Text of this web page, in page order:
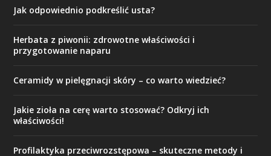
Jak odpowiednio podkreślić usta?
Herbata z piwonii: zdrowotne właściwości i
przygotowanie naparu
Ceramidy w pielęgnacji skóry – co warto wiedzieć?
Jakie zioła na cerę warto stosować? Odkryj ich
właściwości!
Profilaktyka przeciwrozstępowa – skuteczne metody i